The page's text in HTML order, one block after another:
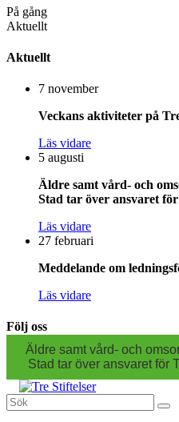
På gång
Aktuellt
Aktuellt
7 november
Veckans aktiviteter på
Läs vidare
5 augusti
Äldre samt vård- och
Stad tar över ansvaret
Läs vidare
27 februari
Meddelande om
Läs vidare
Följ oss
Äldre samt vård- och
Stad tar över ansvaret för
Sök
efter: